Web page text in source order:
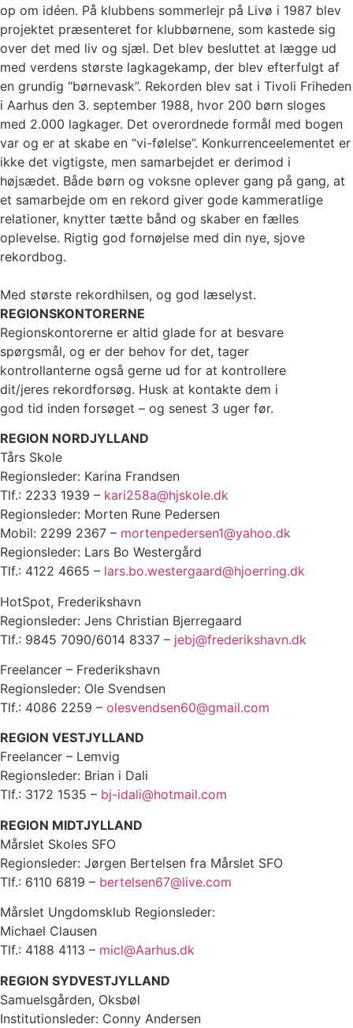
op om idéen. På klubbens sommerlejr på Livø i 1987 blev
projektet præsenteret for klubbørnene, som kastede sig
over det med liv og sjæl. Det blev besluttet at lægge ud
med verdens største lagkagekamp, der blev efterfulgt af
en grundig “børnevask”. Rekorden blev sat i Tivoli Friheden
i Aarhus den 3. september 1988, hvor 200 børn sloges
med 2.000 lagkager. Det overordnede formål med bogen
var og er at skabe en “vi-følelse”. Konkurrenceelementet er
ikke det vigtigste, men samarbejdet er derimod i
højsædet. Både børn og voksne oplever gang på gang, at
et samarbejde om en rekord giver gode kammeratlige
relationer, knytter tætte bånd og skaber en fælles
oplevelse. Rigtig god fornøjelse med din nye, sjove
rekordbog.
Med største rekordhilsen, og god læselyst.
REGIONSKONTORERNE
Regionskontorerne er altid glade for at besvare
spørgsmål, og er der behov for det, tager
kontrollanterne også gerne ud for at kontrollere
dit/jeres rekordforsøg. Husk at kontakte dem i
god tid inden forsøget – og senest 3 uger før.
REGION NORDJYLLAND
Tårs Skole
Regionsleder: Karina Frandsen
Tlf.: 2233 1939 – kari258a@hjskole.dk
Regionsleder: Morten Rune Pedersen
Mobil: 2299 2367 – mortenpedersen1@yahoo.dk
Regionsleder: Lars Bo Westergård
Tlf.: 4122 4665 – lars.bo.westergaard@hjoerring.dk
HotSpot, Frederikshavn
Regionsleder: Jens Christian Bjerregaard
Tlf.: 9845 7090/6014 8337 – jebj@frederikshavn.dk
Freelancer – Frederikshavn
Regionsleder: Ole Svendsen
Tlf.: 4086 2259 – olesvendsen60@gmail.com
REGION VESTJYLLAND
Freelancer – Lemvig
Regionsleder: Brian i Dali
Tlf.: 3172 1535 – bj-idali@hotmail.com
REGION MIDTJYLLAND
Mårslet Skoles SFO
Regionsleder: Jørgen Bertelsen fra Mårslet SFO
Tlf.: 6110 6819 – bertelsen67@live.com
Mårslet Ungdomsklub Regionsleder:
Michael Clausen
Tlf.: 4188 4113 – micl@Aarhus.dk
REGION SYDVESTJYLLAND
Samuelsgården, Oksbøl
Institutionsleder: Conny Andersen